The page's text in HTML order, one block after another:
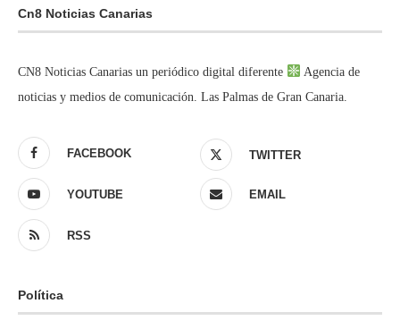
Cn8 Noticias Canarias
CN8 Noticias Canarias un periódico digital diferente
Agencia de
noticias y medios de comunicación. Las Palmas de Gran Canaria.
FACEBOOK TWITTER
YOUTUBE EMAIL
RSS
Política